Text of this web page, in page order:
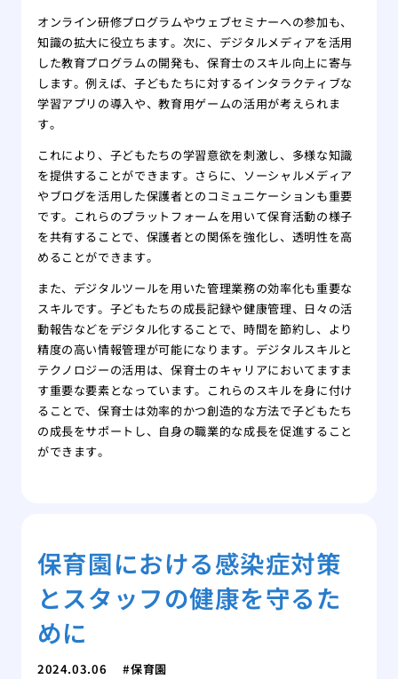
オンライン研修プログラムやウェブセミナーへの参加も、
知識の拡大に役立ちます。次に、デジタルメディアを活用
した教育プログラムの開発も、保育士のスキル向上に寄与
します。例えば、子どもたちに対するインタラクティブな
学習アプリの導入や、教育用ゲームの活用が考えられま
す。
これにより、子どもたちの学習意欲を刺激し、多様な知識
を提供することができます。さらに、ソーシャルメディア
やブログを活用した保護者とのコミュニケーションも重要
です。これらのプラットフォームを用いて保育活動の様子
を共有することで、保護者との関係を強化し、透明性を高
めることができます。
また、デジタルツールを用いた管理業務の効率化も重要な
スキルです。子どもたちの成長記録や健康管理、日々の活
動報告などをデジタル化することで、時間を節約し、より
精度の高い情報管理が可能になります。デジタルスキルと
テクノロジーの活用は、保育士のキャリアにおいてますま
す重要な要素となっています。これらのスキルを身に付け
ることで、保育士は効率的かつ創造的な方法で子どもたち
の成長をサポートし、自身の職業的な成長を促進すること
ができます。
保育園における感染症対策
とスタッフの健康を守るた
めに
2024.03.06 保育園